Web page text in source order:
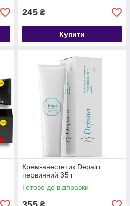
245 ₴
Купити
Крем-анестетик Depain
первинний 35 г
Готово до відправки